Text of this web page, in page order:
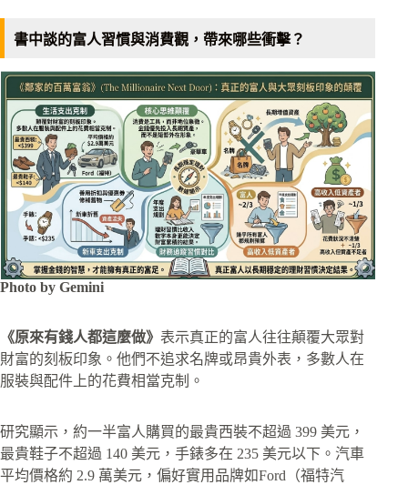
書中談的富人習慣與消費觀，帶來哪些衝擊？
Photo by Gemini
《原來有錢人都這麼做》 表示真正的富人往往顛覆大眾對
財富的刻板印象。他們不追求名牌或昂貴外表，多數人在
服裝與配件上的花費相當克制。
研究顯示，約一半富人購買的最貴西裝不超過 399 美元，
最貴鞋子不超過 140 美元，手錶多在 235 美元以下。汽車
平均價格約 2.9 萬美元，偏好實用品牌如Ford（福特汽